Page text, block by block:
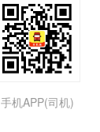
手机APP(司机)